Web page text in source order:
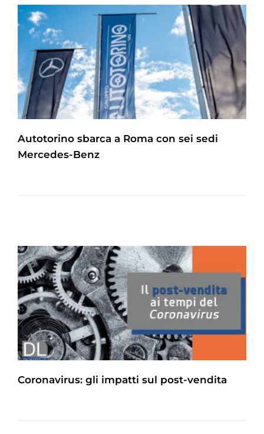
Autotorino sbarca a Roma con sei sedi
Mercedes-Benz
Coronavirus: gli impatti sul post-vendita